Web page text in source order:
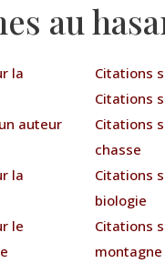
au
la
auteur
la
le
Citations
Citations
Citations
chasse
Citations
biologie
Citations
montagne